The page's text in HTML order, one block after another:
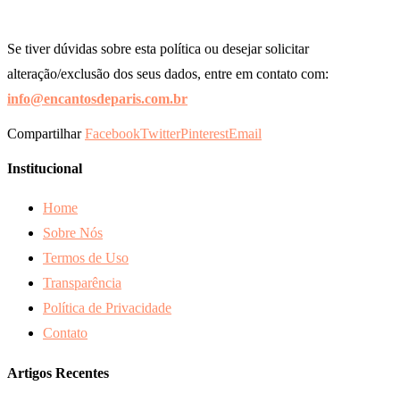
Se tiver dúvidas sobre esta política ou desejar solicitar
alteração/exclusão dos seus dados, entre em contato com:
info@encantosdeparis.com.br
Compartilhar FacebookTwitterPinterestEmail
Institucional
Home
Sobre Nós
Termos de Uso
Transparência
Política de Privacidade
Contato
Artigos Recentes